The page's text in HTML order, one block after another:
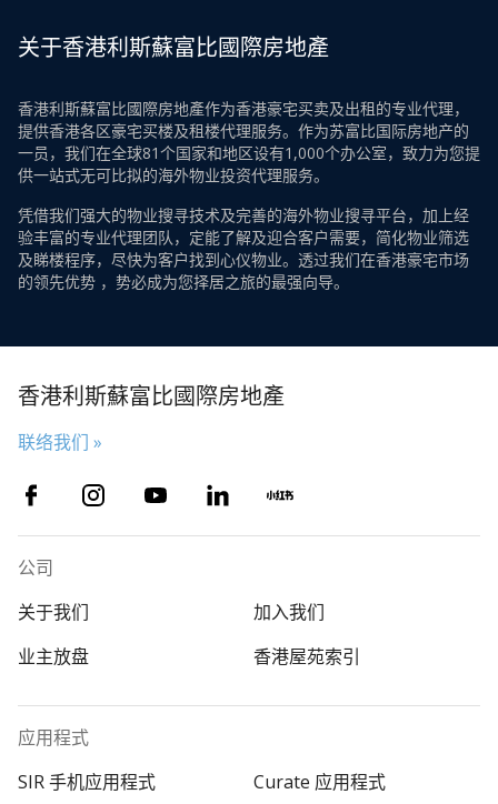
关于香港利斯蘇富比國際房地產
香港利斯蘇富比國際房地產作为香港豪宅买卖及出租的专业代理，
提供香港各区豪宅买楼及租楼代理服务。作为苏富比国际房地产的
一员，我们在全球81个国家和地区设有1,000个办公室，致力为您提
供一站式无可比拟的海外物业投资代理服务。
凭借我们强大的物业搜寻技术及完善的海外物业搜寻平台，加上经
验丰富的专业代理团队，定能了解及迎合客户需要，简化物业筛选
及睇楼程序，尽快为客户找到心仪物业。透过我们在香港豪宅市场
的领先优势 ，势必成为您择居之旅的最强向导。
香港利斯蘇富比國際房地產
联络我们 »
公司
关于我们
加入我们
业主放盘
香港屋苑索引
应用程式
SIR 手机应用程式
Curate 应用程式